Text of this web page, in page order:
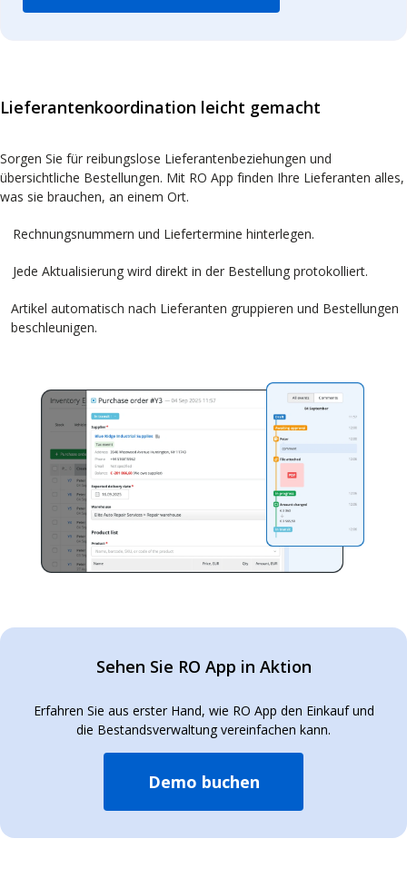
Lieferantenkoordination leicht gemacht
Sorgen Sie für reibungslose Lieferantenbeziehungen und
übersichtliche Bestellungen. Mit RO App finden Ihre Lieferanten alles,
was sie brauchen, an einem Ort.
Rechnungsnummern und Liefertermine hinterlegen.
Jede Aktualisierung wird direkt in der Bestellung protokolliert.
Artikel automatisch nach Lieferanten gruppieren und Bestellungen
beschleunigen.
Sehen Sie RO App in Aktion
Erfahren Sie aus erster Hand, wie RO App den Einkauf und
die Bestandsverwaltung vereinfachen kann.
Demo buchen